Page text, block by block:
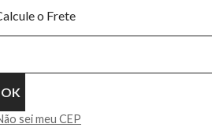
o Frete
sei meu CEP